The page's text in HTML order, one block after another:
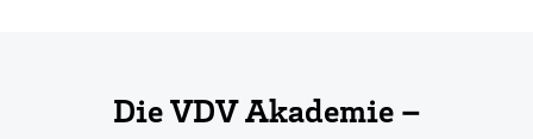
Die VDV Akademie –